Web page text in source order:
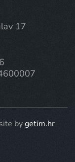
17
bygetim.hr